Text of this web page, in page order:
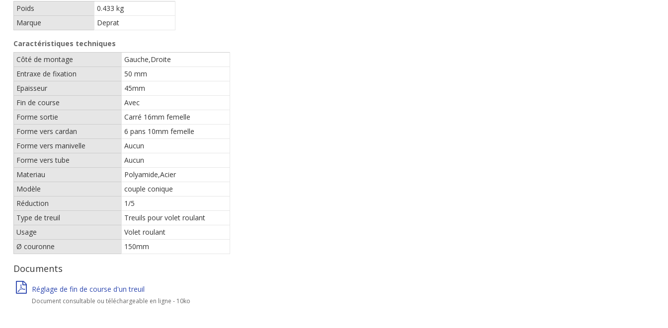
Poids
0.433 kg
Marque
Deprat
Caractéristiques techniques
Côté de montage
Gauche,Droite
Entraxe de fixation
50 mm
Epaisseur
45mm
Fin de course
Avec
Forme sortie
Carré 16mm femelle
Forme vers cardan
6 pans 10mm femelle
Forme vers manivelle
Aucun
Forme vers tube
Aucun
Materiau
Polyamide,Acier
Modèle
couple conique
Réduction
1/5
Type de treuil
Treuils pour volet roulant
Usage
Volet roulant
Ø couronne
150mm
Documents
Réglage de fin de course d'un treuil
Document consultable ou téléchargeable en ligne - 10ko